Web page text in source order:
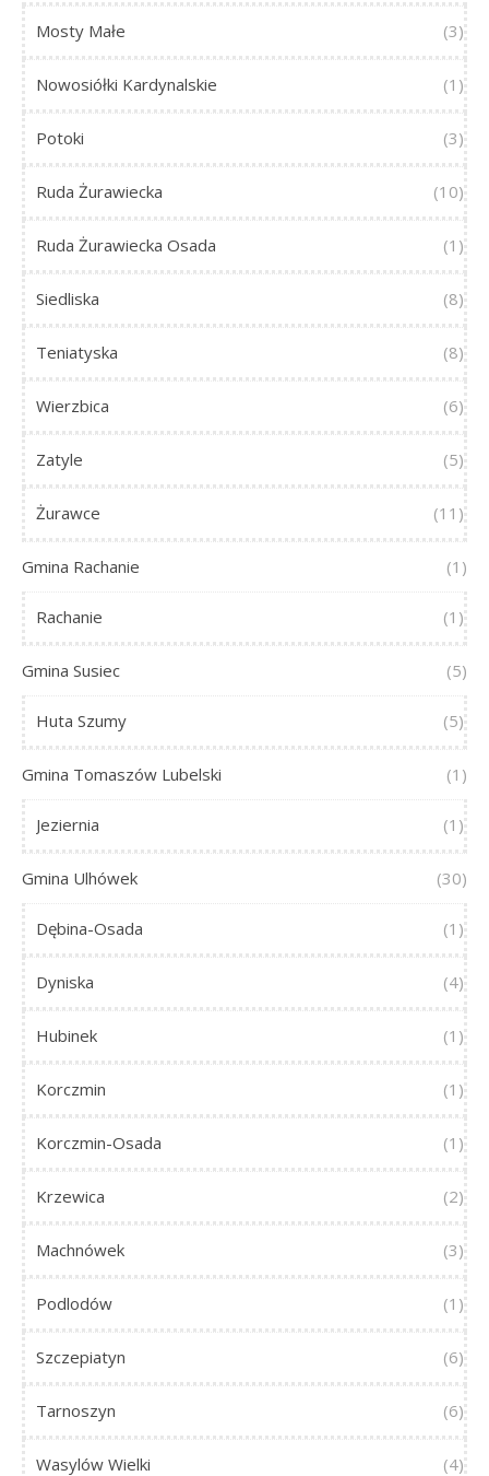
Mosty Małe (3)
Nowosiółki Kardynalskie (1)
Potoki (3)
Ruda Żurawiecka (10)
Ruda Żurawiecka Osada (1)
Siedliska (8)
Teniatyska (8)
Wierzbica (6)
Zatyle (5)
Żurawce (11)
Gmina Rachanie (1)
Rachanie (1)
Gmina Susiec (5)
Huta Szumy (5)
Gmina Tomaszów Lubelski (1)
Jeziernia (1)
Gmina Ulhówek (30)
Dębina-Osada (1)
Dyniska (4)
Hubinek (1)
Korczmin (1)
Korczmin-Osada (1)
Krzewica (2)
Machnówek (3)
Podlodów (1)
Szczepiatyn (6)
Tarnoszyn (6)
Wasylów Wielki (4)